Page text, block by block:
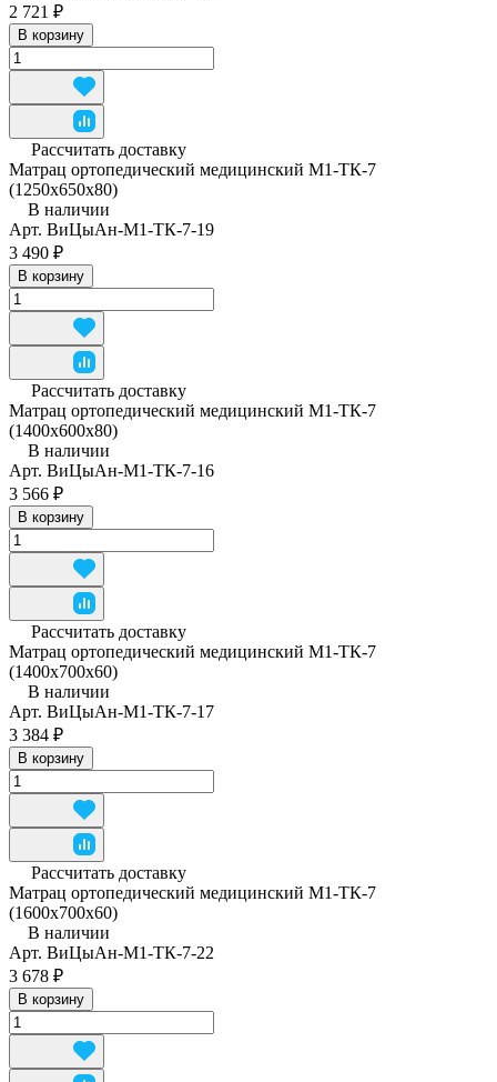
2 721 ₽
В корзину
Рассчитать доставку
Матрац ортопедический медицинский М1-ТК-7
(1250x650x80)
В наличии
Арт. ВиЦыАн-М1-ТК-7-19
3 490 ₽
В корзину
Рассчитать доставку
Матрац ортопедический медицинский М1-ТК-7
(1400x600x80)
В наличии
Арт. ВиЦыАн-М1-ТК-7-16
3 566 ₽
В корзину
Рассчитать доставку
Матрац ортопедический медицинский М1-ТК-7
(1400x700x60)
В наличии
Арт. ВиЦыАн-М1-ТК-7-17
3 384 ₽
В корзину
Рассчитать доставку
Матрац ортопедический медицинский М1-ТК-7
(1600x700x60)
В наличии
Арт. ВиЦыАн-М1-ТК-7-22
3 678 ₽
В корзину